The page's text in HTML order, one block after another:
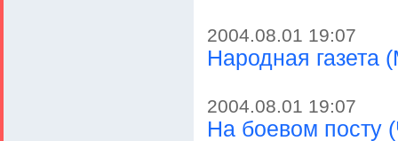
2004.08.01 19:07
Народная газета
2004.08.01 19:07
На боевом посту